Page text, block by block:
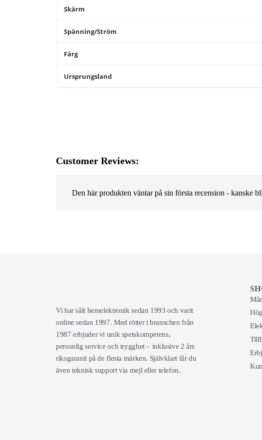
Skärm
Spänning/Ström
Färg
Ursprungsland
Customer Reviews:
Den här produkten väntar på sin första recension - kanske
Vi har sålt hemelektronik sedan 1993 och varit
online sedan 1997. Med rötter i branschen från
1987 erbjuder vi unik spetskompetens,
personlig service och trygghet – inklusive 2 års
riksgaranti på de flesta märken. Självklart får du
även teknisk support via mejl eller telefon.